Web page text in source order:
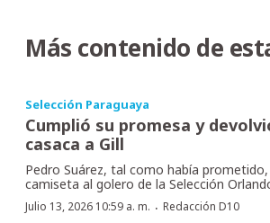
Más contenido de
Selección Paraguaya
Cumplió su promesa y
casaca a Gill
Pedro Suárez, tal como había
camiseta al golero de la Selección
Julio 13, 2026 10:59 a. m. · Redacción D10